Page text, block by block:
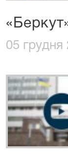
05 грудня